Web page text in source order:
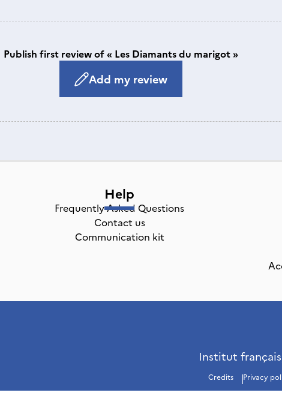
Publish first review of « Les Diamants du marigot »
Add my review
Help
Frequently Asked Questions
Contact us
Communication kit
Institut
Credits Privacy